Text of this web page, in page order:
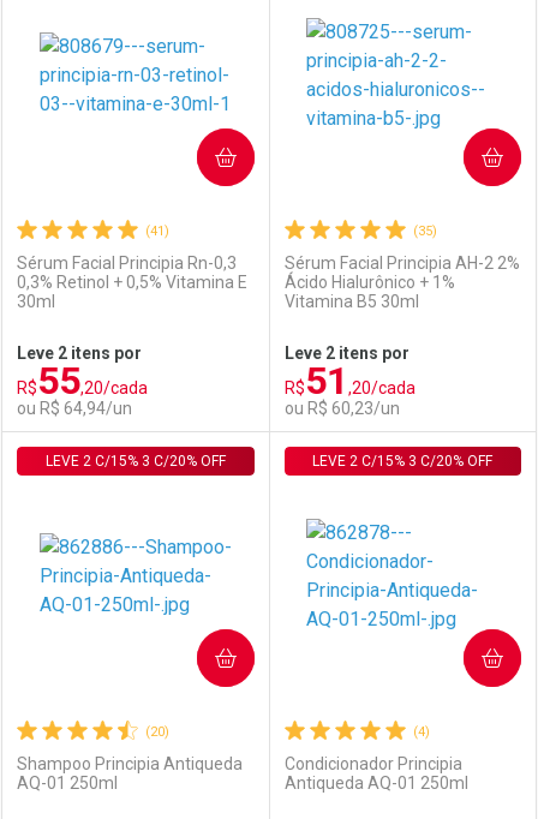
Laboratório
Comprar sem Desconto
Por R$ 49,87/cada
Por Menos
Comprar sem Desconto
Por R$ 49,87/cada
Laboratório
Comprar sem Desconto
Por R$ 64,94/cada
Por Menos
Comprar sem Desconto
Por R$ 64,94/cada
(41)
Sérum Facial Principia Rn-0,3
0,3% Retinol + 0,5% Vitamina E
30ml
Leve 2 itens por
R$55,20/cada
ou R$ 64,94/un
COMPRAR
FECHAR
Laboratório
FECHAR
Por Menos
(35)
Sérum Facial Principia AH-2 2%
Ácido Hialurônico + 1%
Vitamina B5 30ml
Leve 2 itens por
R$51 ,20/cada
ou R$ 60,23/un
COMPRAR
Laboratório
Por Menos
(20)
Shampoo Principia Antiqueda
AQ-01 250ml
LEVE 2 C/15% 3 C/20% OFF
COMPRAR
(4)
Condicionador Principia
Antiqueda AQ-01 250ml
LEVE 2 C/15% 3 C/20% OFF
COMPRAR